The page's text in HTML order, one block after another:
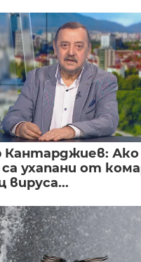
Кантарджиев: Ако
ухапани от
вируса...